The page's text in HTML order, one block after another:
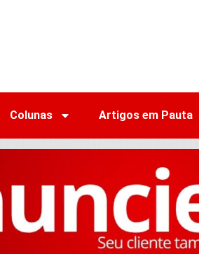
Colunas Artigos em Pauta